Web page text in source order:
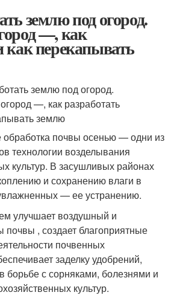
землю под огород.
—, как
как перекапывать
обработка почвы осенью — одни из
технологии возделывания
культур. В засушливых районах
и сохранению влаги в
— ее устранению.
улучшает воздушный и
, создает благоприятные
почвенных
заделку удобрений,
борьбе с сорняками, болезнями и
культур.